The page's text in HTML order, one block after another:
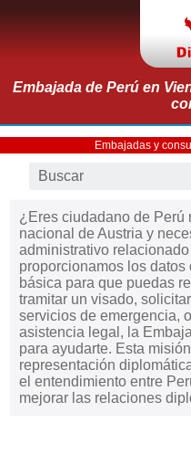
Embajada de Perú en
Embajadas y
¿Eres ciudadano de Perú
nacional de Austria y
administrativo
proporcionamos los
básica para que puedas
tramitar un visado,
servicios de emergencia,
asistencia legal, la
para ayudarte. Esta
representación
el entendimiento entre
mejorar las relaciones